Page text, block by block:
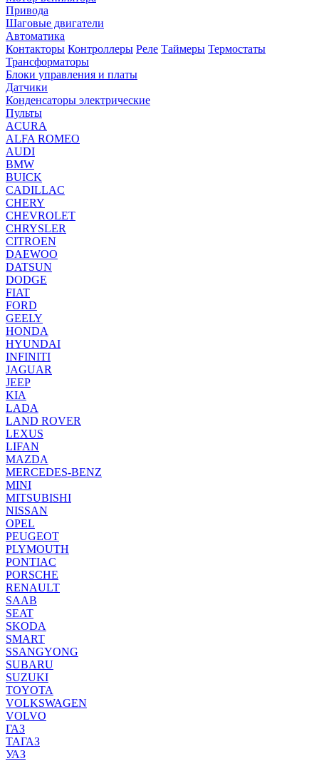
Привода
Шаговые двигатели
Автоматика
Контакторы Контроллеры Реле Таймеры Термостаты
Трансформаторы
Блоки управления и платы
Датчики
Конденсаторы электрические
Пульты
ACURA
ALFA ROMEO
AUDI
BMW
BUICK
CADILLAC
CHERY
CHEVROLET
CHRYSLER
CITROEN
DAEWOO
DATSUN
DODGE
FIAT
FORD
GEELY
HONDA
HYUNDAI
INFINITI
JAGUAR
JEEP
KIA
LADA
LAND ROVER
LEXUS
LIFAN
MAZDA
MERCEDES-BENZ
MINI
MITSUBISHI
NISSAN
OPEL
PEUGEOT
PLYMOUTH
PONTIAC
PORSCHE
RENAULT
SAAB
SEAT
SKODA
SMART
SSANGYONG
SUBARU
SUZUKI
TOYOTA
VOLKSWAGEN
VOLVO
ГАЗ
ТАГАЗ
УАЗ